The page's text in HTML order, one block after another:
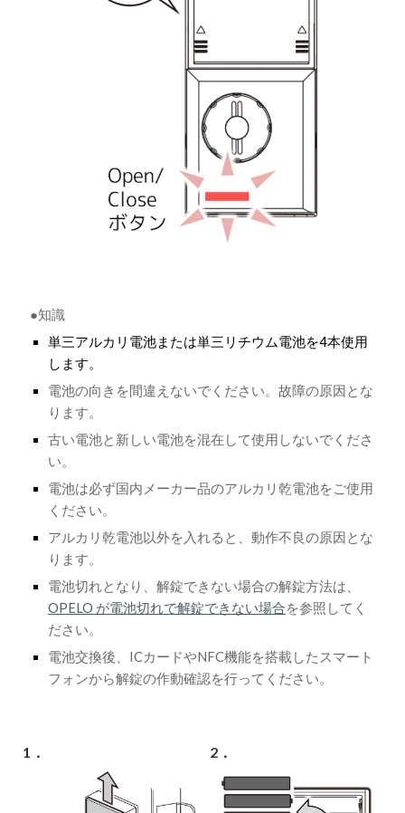
●知識
単三アルカリ電池または単三リチウム電池を4本使用
します。
電池の向きを間違えないでください。故障の原因とな
ります。
古い電池と新しい電池を混在して使用しないでくださ
い。
電池は必ず国内メーカー品のアルカリ乾電池をご使用
ください。
アルカリ乾電池以外を入れると、動作不良の原因とな
ります。
電池切れとなり、解錠できない場合の解錠方法は、
OPELO が電池切れで解錠できない場合を参照してく
ださい。
電池交換後、ICカードやNFC機能を搭載したスマート
フォンから解錠の作動確認を行ってください。
1． 2．